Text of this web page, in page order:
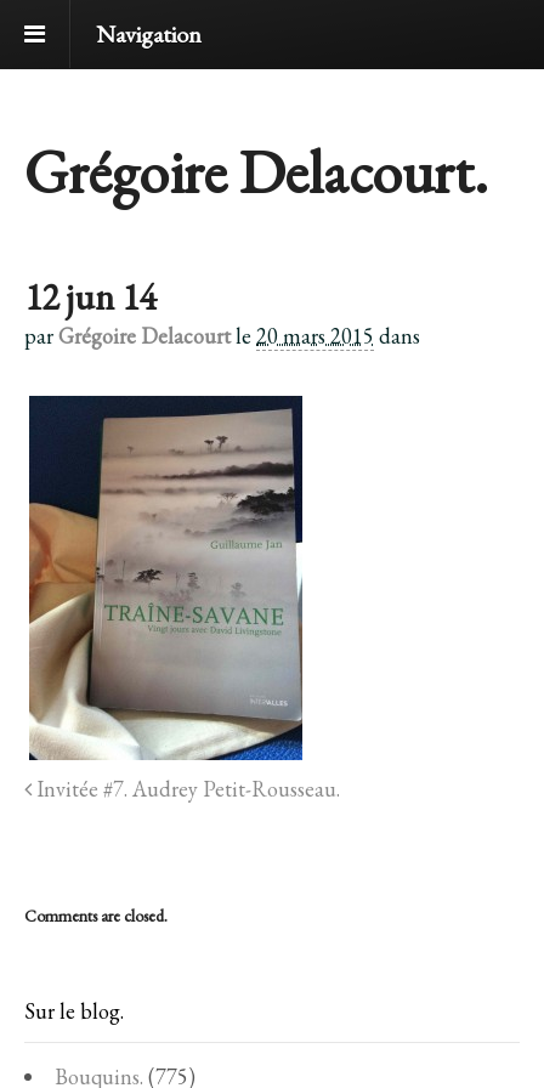
Navigation
Grégoire Delacourt.
12 jun 14
parGrégoire Delacourtle 20 mars 2015 dans
Invitée #7. Audrey Petit-Rousseau.
Comments are closed.
Sur le blog.
Bouquins. (775)